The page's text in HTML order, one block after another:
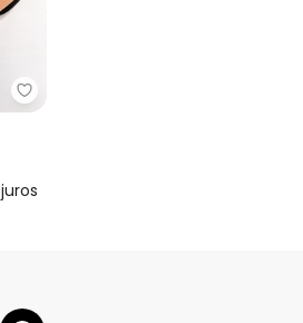
Quintess - Blusa (Preta) com
juros